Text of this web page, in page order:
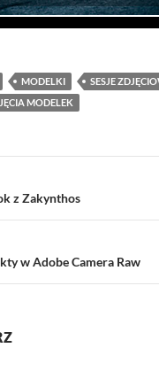
MODELKI
SESJE
MODELEK
z Zakynthos
w Adobe Camera Raw